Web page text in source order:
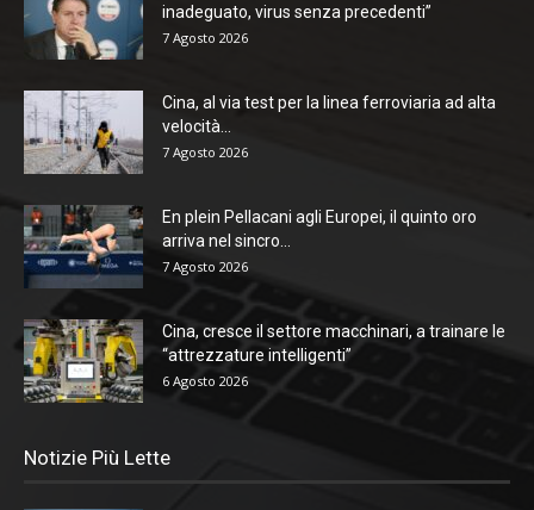
inadeguato, virus senza precedenti”
7 Agosto 2026
Cina, al via test per la linea ferroviaria ad alta
velocità...
7 Agosto 2026
En plein Pellacani agli Europei, il quinto oro
arriva nel sincro...
7 Agosto 2026
Cina, cresce il settore macchinari, a trainare le
“attrezzature intelligenti”
6 Agosto 2026
Notizie Più Lette